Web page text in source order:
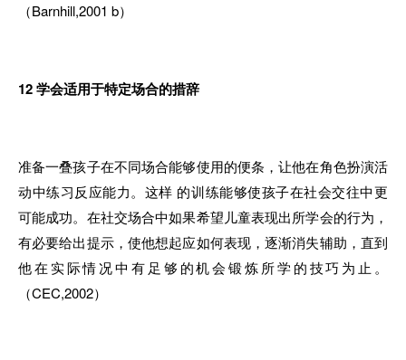
（Barnhill,2001 b）
12学会适用于特定场合的措辞
准备一叠孩子在不同场合能够使用的便条，让他在角色扮演活
动中练习反应能力。这样 的训练能够使孩子在社会交往中更
可能成功。在社交场合中如果希望儿童表现出所学会的行为，
有必要给出提示，使他想起应如何表现，逐渐消失辅助，直到
他在实际情况中有足够的机会锻炼所学的技巧为止。
（CEC,2002）